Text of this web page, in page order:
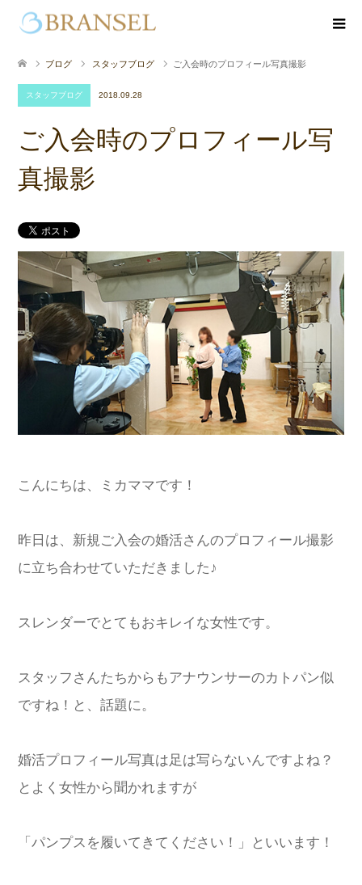
ブログ スタッフブログ ご入会時のプロフィール写真撮影
スタッフブログ 2018.09.28
ご入会時のプロフィール写
真撮影
こんにちは、ミカママです！
昨日は、新規ご入会の婚活さんのプロフィール撮影
に立ち合わせていただきました♪
スレンダーでとてもおキレイな女性です。
スタッフさんたちからもアナウンサーのカトパン似
ですね！と、話題に。
婚活プロフィール写真は足は写らないんですよね？
とよく女性から聞かれますが
「パンプスを履いてきてください！」といいます！